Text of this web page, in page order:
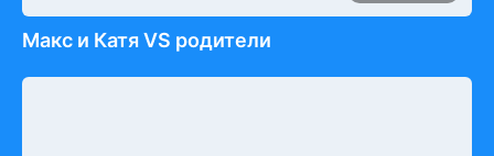
Макс и Катя VS родители